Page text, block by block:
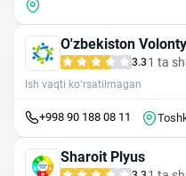
O'zbekiston
3.3 1 ta
Ish vaqti ko‘rsatilmagan
+998 90 188 08 11
Sharoit Plyus